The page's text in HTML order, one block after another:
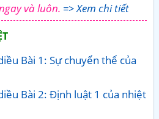
và luôn. => Xem chi tiết
Bài 1: Sự chuyển thể của
Bài 2: Định luật 1 của nhiệt